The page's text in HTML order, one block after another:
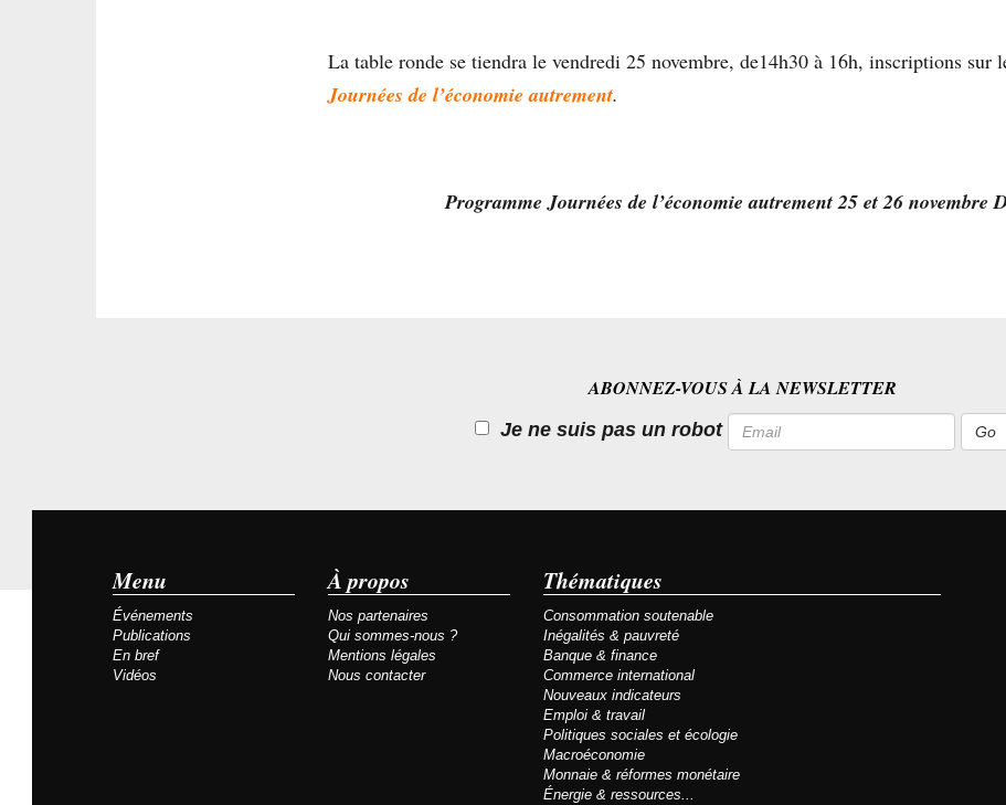
La table ronde se tiendra le vendredi 25 novembre, de14h30 à 16h, inscriptions sur
Journées de l’économie autrement.
Programme Journées de l’économie autrement 25 et 26 novembre
ABONNEZ-VOUS À LA NEWSLETTER
Je ne suis pas un robot Email
Menu
Événements
Publications
En bref
Vidéos
À propos
Nos partenaires
Qui sommes-nous ?
Mentions légales
Nous contacter
Thématiques
Consommation soutenable
Inégalités & pauvreté
Banque & finance
Commerce international
Nouveaux indicateurs
Emploi & travail
Politiques sociales et écologie
Macroéconomie
Monnaie & réformes monétaire
Énergie & ressources...